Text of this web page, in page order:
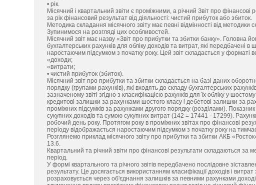
• рік.
Місячний і квартальний звіти є проміжними, а річний Звіт про
за рік фінансовий результат від діяльності: чистий прибуток або збиток.
Методика складання місячного звіту має певні відмінності від
Зупинимося на розгляді цих особливостей.
Місячний звіт має назву «Звіт про прибутки та збитки банку». Головна
бухгалтерських рахунків для обліку доходів та витрат, які передбачені
наростаючим підсумком з початку року. Цей звіт складається у форматі
«доходи;
«витрати;
• чистий прибуток (збиток).
Місячний звіт про прибутки та збитки складається на базі даних
порядку (групами рахунків), які входять до складу бухгалтерських
зазначеному звіті згідно з класифікацією рахунків для їх обліку у
кредитові залишки за рахунками шостого класу і дебетові залишки за
проміжних підсумків за рахунками другого порядку (розділами).
сукупних доходів та сумою сукупних витрат (142 = 17441 - 17299).
робочий день року. Протягом року в проміжних звітах про фінансові
періоду відображається наростаючим підсумком з початку року на
Розглянемо приклад місячного звіту про прибутки та збитки АКБ
13.6.
Квартальний та річний звіти про фінансові результати складаються за
період.
У формі квартального та річного звітів передбачено послідовне
результату. Це досягається використанням класифікації доходів і
розраховується через об'єднання залишків за певними рахунками